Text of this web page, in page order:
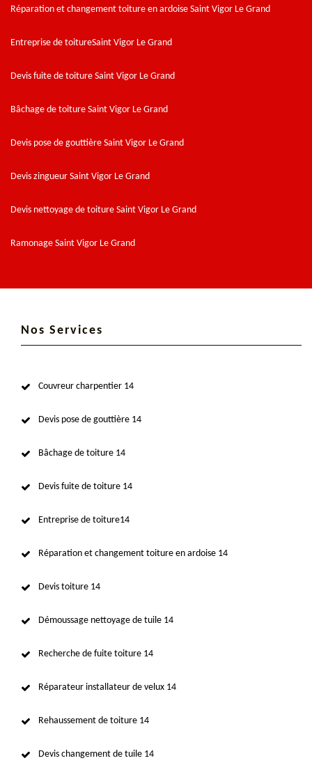
Réparation et changement toiture en ardoise Saint Vigor Le Grand
Entreprise de toitureSaint Vigor Le Grand
Devis fuite de toiture Saint Vigor Le Grand
Bâchage de toiture Saint Vigor Le Grand
Devis pose de gouttière Saint Vigor Le Grand
Devis zingueur Saint Vigor Le Grand
Devis nettoyage de toiture Saint Vigor Le Grand
Ramonage Saint Vigor Le Grand
Nos Services
Couvreur charpentier 14
Devis pose de gouttière 14
Bâchage de toiture 14
Devis fuite de toiture 14
Entreprise de toiture14
Réparation et changement toiture en ardoise 14
Devis toiture 14
Démoussage nettoyage de tuile 14
Recherche de fuite toiture 14
Réparateur installateur de velux 14
Rehaussement de toiture 14
Devis changement de tuile 14